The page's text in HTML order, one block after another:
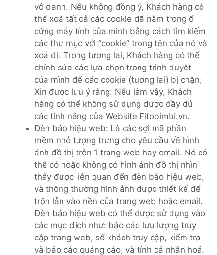
vô danh. Nếu không đồng ý, Khách hàng có
thể xoá tất cả các cookie đã nằm trong ổ
cứng máy tính của mình bằng cách tìm kiếm
các thư mục với “cookie” trong tên của nó và
xoá đi. Trong tương lai, Khách hàng có thể
chỉnh sửa các lựa chọn trong trình duyệt
của mình để các cookie (tương lai) bị chặn;
Xin được lưu ý rằng: Nếu làm vậy, Khách
hàng có thể không sử dụng được đầy đủ
các tính năng của Website Fitobimbi.vn.
Đèn báo hiệu web: Là các sợi mã phần
mềm nhỏ tượng trưng cho yêu cầu về hình
ảnh đồ thị trên 1 trang web hay email. Nó có
thể có hoặc không có hình ảnh đồ thị nhìn
thấy được liên quan đến đèn báo hiệu web,
và thông thường hình ảnh được thiết kế để
trộn lẫn vào nền của trang web hoặc email.
Đèn báo hiệu web có thể được sử dụng vào
các mục đích như: báo cáo lưu lượng truy
cập trang web, số khách truy cập, kiểm tra
và báo cáo quảng cáo, và tính cá nhân hoá.